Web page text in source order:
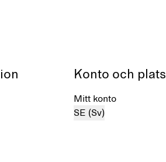
Konto och plats
Mitt konto
SE (Sv)